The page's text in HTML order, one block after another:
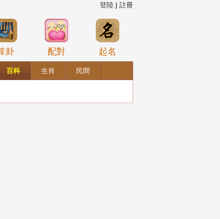
登陸 | 註冊
卦 配對 起名
百科 生肖 民間